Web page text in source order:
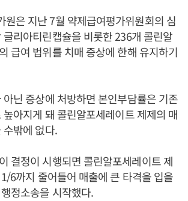
원은 지난 7월 약제급여평가위원회의 심
리아티린캡슐을 비롯한 236개 콜린알
급여 법위를 치매 증상에 한해 유지하기
닌 증상에 처방하면 본인부담률은 기존
아지게 돼 콜린알포세레이트 제제의 매
수밖에 없다.
결정이 시행되면 콜린알포세레이트 제
6까지 줄어들어 매출에 큰 타격을 입을
정소송을 시작했다.